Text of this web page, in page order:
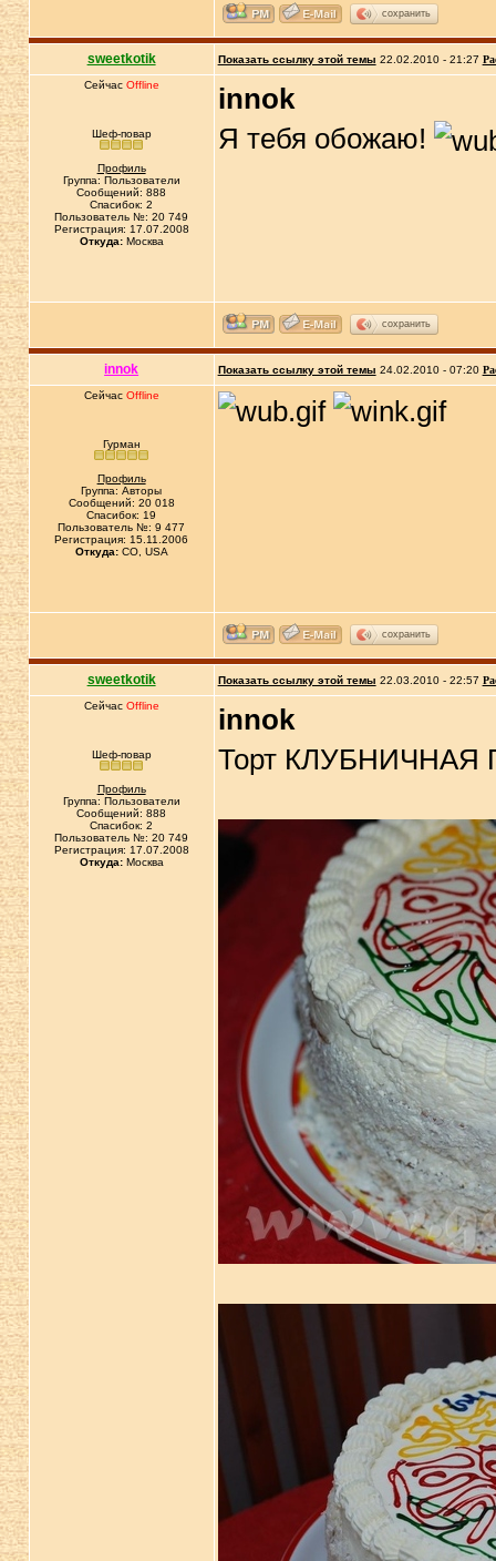
сохранить
sweetkotik Показать ссылку этой темы 22.02.2010 - 21:27
Сейчас Offline
Шеф-повар
Профиль
Группа: Пользователи
Сообщений: 888
Спасибок: 2
Пользователь №: 20 749
Регистрация: 17.07.2008
Откуда:Москва
innok
Я тебя обожаю!
сохранить
innok Показать ссылку этой темы 24.02.2010 - 07:20
Сейчас Offline
Гурман
Профиль
Группа: Авторы
Сообщений: 20 018
Спасибок: 19
Пользователь №: 9 477
Регистрация: 15.11.2006
Откуда:CO, USA
сохранить
sweetkotik Показать ссылку этой темы 22.03.2010 - 22:57
Сейчас Offline
Шеф-повар
Профиль
Группа: Пользователи
Сообщений: 888
Спасибок: 2
Пользователь №: 20 749
Регистрация: 17.07.2008
Откуда:Москва
innok
Торт